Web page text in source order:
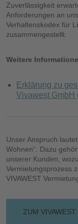
Zuverlässigkeit
Anforderungen an
Verhaltenskodex für
zusammengestellt.
Weitere
Erklärung zu
Vivawest GmbH
Unser Anspruch
Wohnen“. Dazu
unserer Kunden,
Vermietungsprozess
VIVAWEST
ZUM